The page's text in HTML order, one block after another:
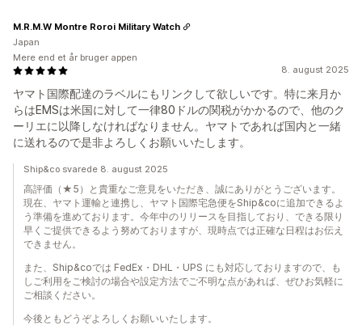
8. august 2025
ヤマト国際配達のラベルにもリンクして欲しいです。特に来月か
らはEMSは米国に対して一律80ドルの関税がかかるので、他のク
ーリエに以降しなければなりません。ヤマトであれば国内と一緒
に送れるので是非よろしくお願いいたします。
M.R.M.W Montre Roroi Military Watch
Japan
Mere end et år bruger appen
Ship&co svarede 8. august 2025
高評価（★5）と貴重なご意見をいただき、誠にありがとうございます。
現在、ヤマト運輸と連携し、ヤマト国際宅急便をShip&coに追加できるよ
う準備を進めております。今年中のリリースを目指しており、できる限り
早くご提供できるよう努めておりますが、現時点では正確な日程はお伝え
できません。
また、Ship&coでは FedEx・DHL・UPS にも対応しておりますので、も
しご利用をご検討の場合や設定方法でご不明な点があれば、ぜひお気軽に
ご相談ください。
今後ともどうぞよろしくお願いいたします。